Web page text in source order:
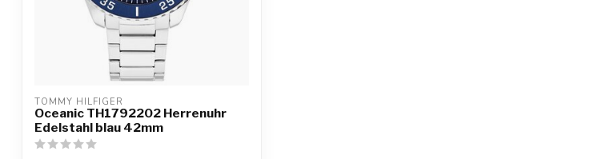
TOMMY HILFIGER
Oceanic TH1792202 Herrenuhr
Edelstahl blau 42mm